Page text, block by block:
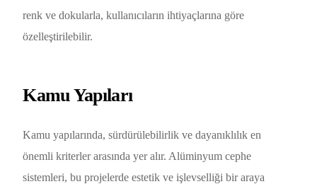
renk ve dokularla, kullanıcıların ihtiyaçlarına göre
özelleştirilebilir.
Kamu Yapıları
Kamu yapılarında, sürdürülebilirlik ve dayanıklılık en
önemli kriterler arasında yer alır. Alüminyum cephe
sistemleri, bu projelerde estetik ve işlevselliği bir araya